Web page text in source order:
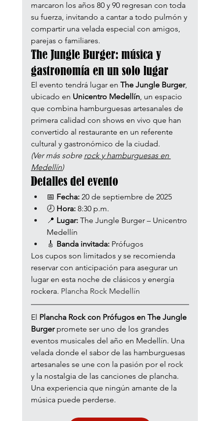
marcaron los años 80 y 90 regresan con toda
su fuerza, invitando a cantar a todo pulmón y
compartir una velada especial con amigos,
parejas o familiares.
The Jungle Burger: música y
gastronomía en un solo lugar
El evento tendrá lugar en The Jungle Burger,
ubicado en Unicentro Medellín, un espacio
que combina hamburguesas artesanales de
primera calidad con shows en vivo que han
convertido al restaurante en un referente
cultural y gastronómico de la ciudad.
(Ver más sobre rock y hamburguesas en
Medellín)
Detalles del evento
📅 Fecha: 20 de septiembre de 2025
🕗 Hora: 8:30 p.m.
📍 Lugar: The Jungle Burger – Unicentro
Medellín
🎸 Banda invitada: Prófugos
Los cupos son limitados y se recomienda
reservar con anticipación para asegurar un
lugar en esta noche de clásicos y energía
rockera. Plancha Rock Medellín
El Plancha Rock con Prófugos en The Jungle
Burger promete ser uno de los grandes
eventos musicales del año en Medellín. Una
velada donde el sabor de las hamburguesas
artesanales se une con la pasión por el rock
y la nostalgia de las canciones de plancha.
Una experiencia que ningún amante de la
música puede perderse.